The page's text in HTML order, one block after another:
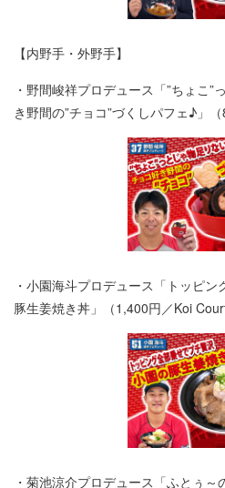
【内野手・外野手】
・野間峻祥プロデュース「”ちょこ
き野間の”チョコ”づくしパフェ♪」
・小園海斗プロデュース「トッピ
豚生姜焼き丼」（1,400円／Koi
・菊池涼介プロデュース「ふとぅ